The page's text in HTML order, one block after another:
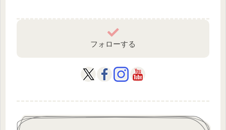
フォローする